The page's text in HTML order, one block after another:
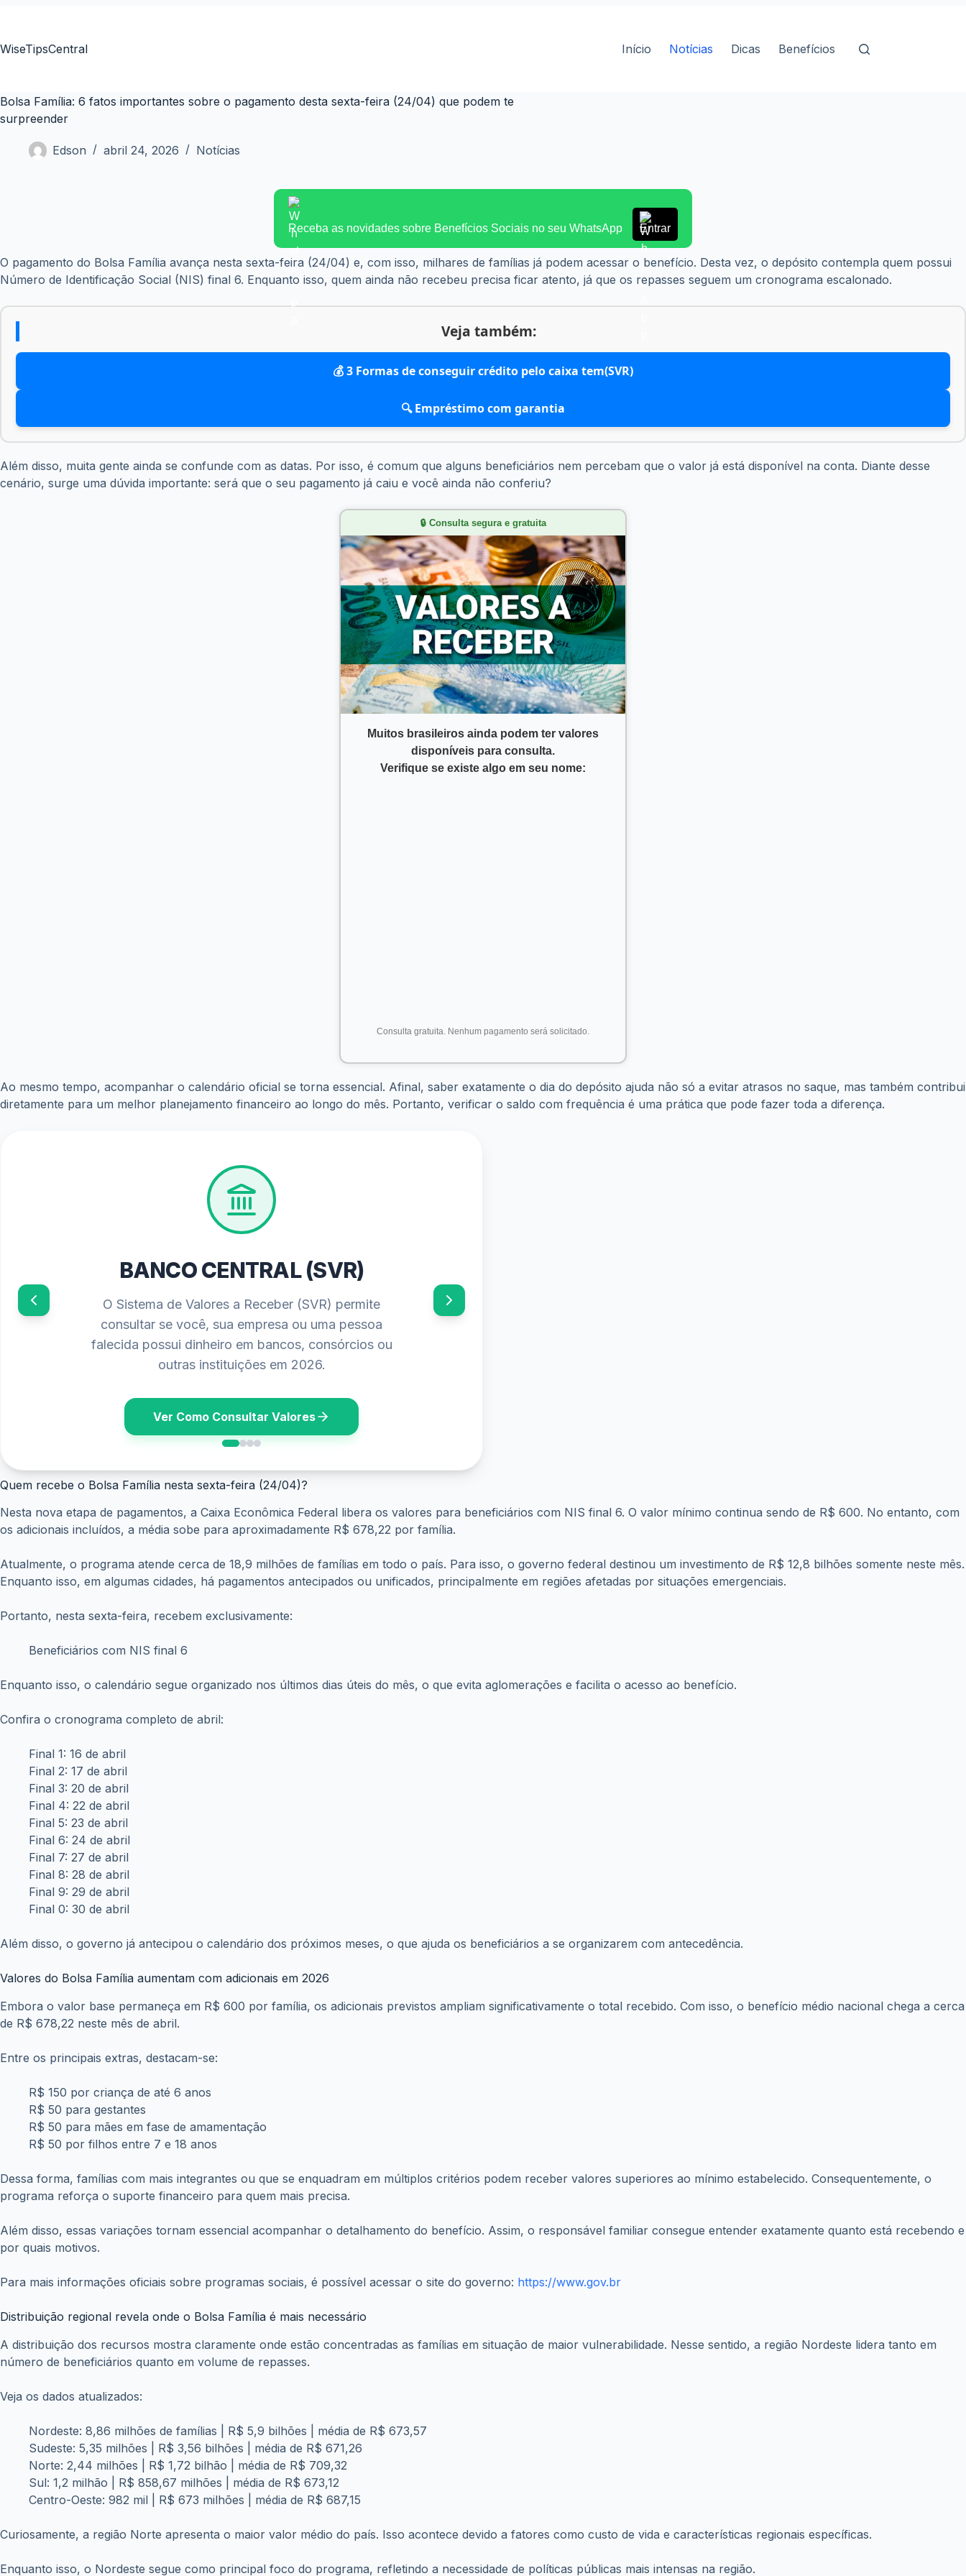
o
WiseTipsCentral Início Notícias Dicas Benefícios
Bolsa Família: 6 fatos importantes sobre o pagamento desta sexta-feira (24/04) que podem te
surpreender
Edson abril 24, 2026 Notícias
Receba as novidades sobre Benefícios Sociais no seu WhatsApp Entrar
O pagamento do Bolsa Família avança nesta sexta-feira (24/04) e, com isso, milhares de famílias já podem acessar o benefício. Desta vez, o depósito contempla quem possui
Número de Identificação Social (NIS) final 6. Enquanto isso, quem ainda não recebeu precisa ficar atento, já que os repasses seguem um cronograma escalonado.
Veja também:
💰 3 Formas de conseguir crédito pelo caixa tem(SVR)
🔍 Empréstimo com garantia
Além disso, muita gente ainda se confunde com as datas. Por isso, é comum que alguns beneficiários nem percebam que o valor já está disponível na conta. Diante desse
cenário, surge uma dúvida importante: será que o seu pagamento já caiu e você ainda não conferiu?
🔒 Consulta segura e gratuita
Muitos brasileiros ainda podem ter valores
disponíveis para consulta.
Verifique se existe algo em seu nome:
Consulta gratuita. Nenhum pagamento será solicitado.
diretamente para um melhor planejamento financeiro ao longo do mês. Portanto, verificar o saldo com frequência é uma prática que pode fazer toda a diferença.
PIS/PASEP 2026
requisitos atualizados para solicitar o seu abono